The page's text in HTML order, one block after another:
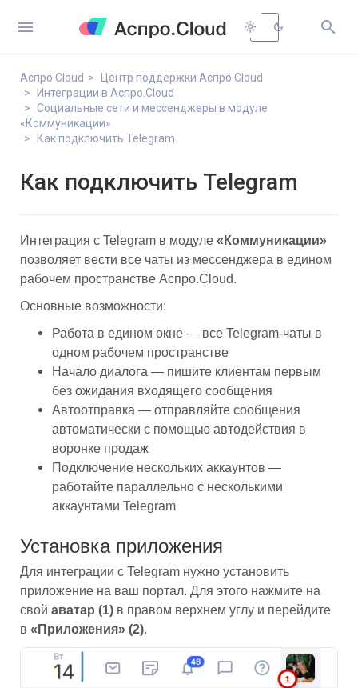
 light_mode dark_mode 
Аспро.Cloud
Центр поддержки Аспро.Cloud
Интеграции в Аспро.Cloud
Социальные сети и мессенджеры в модуле
«Коммуникации»
Как подключить Telegram
Как подключить Telegram
Интеграция с Telegram в модуле «Коммуникации»
позволяет вести все чаты из мессенджера в едином
рабочем пространстве Аспро.Cloud.
Основные возможности:
Работа в едином окне — все Telegram-чаты в
одном рабочем пространстве
Начало диалога — пишите клиентам первым
без ожидания входящего сообщения
Автоотправка — отправляйте сообщения
автоматически с помощью автодействия в
воронке продаж
Подключение нескольких аккаунтов —
работайте параллельно с несколькими
аккаунтами Telegram
Установка приложения
Для интеграции с Telegram нужно установить
приложение на ваш портал. Для этого нажмите на
свой аватар (1) в правом верхнем углу и перейдите
в «Приложения» (2).